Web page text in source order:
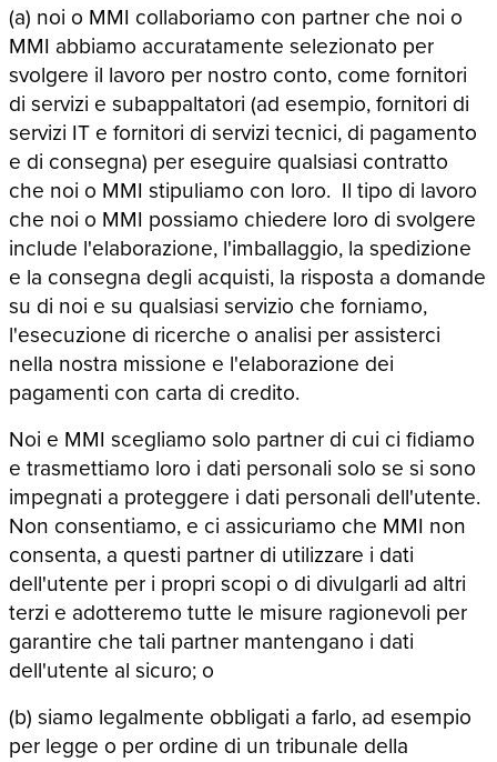
(a) noi o MMI collaboriamo con partner che noi o
MMI abbiamo accuratamente selezionato per
svolgere il lavoro per nostro conto, come fornitori
di servizi e subappaltatori (ad esempio, fornitori di
servizi IT e fornitori di servizi tecnici, di pagamento
e di consegna) per eseguire qualsiasi contratto
che noi o MMI stipuliamo con loro. Il tipo di lavoro
che noi o MMI possiamo chiedere loro di svolgere
include l'elaborazione, l'imballaggio, la spedizione
e la consegna degli acquisti, la risposta a domande
su di noi e su qualsiasi servizio che forniamo,
l'esecuzione di ricerche o analisi per assisterci
nella nostra missione e l'elaborazione dei
pagamenti con carta di credito.
Noi e MMI scegliamo solo partner di cui ci fidiamo
e trasmettiamo loro i dati personali solo se si sono
impegnati a proteggere i dati personali dell'utente.
Non consentiamo, e ci assicuriamo che MMI non
consenta, a questi partner di utilizzare i dati
dell'utente per i propri scopi o di divulgarli ad altri
terzi e adotteremo tutte le misure ragionevoli per
garantire che tali partner mantengano i dati
dell'utente al sicuro; o
(b) siamo legalmente obbligati a farlo, ad esempio
per legge o per ordine di un tribunale della